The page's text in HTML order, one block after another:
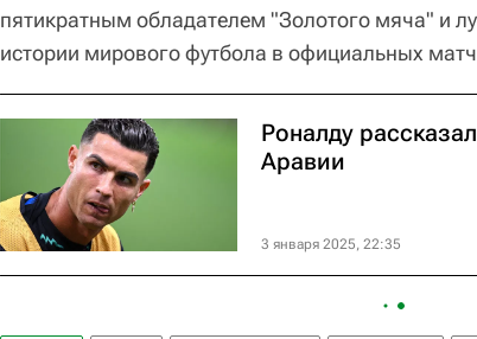
пятикратным обладателем "Золотого мяча" и
истории мирового футбола в официальных
Роналду
Аравии
3 января 2025, 22:35